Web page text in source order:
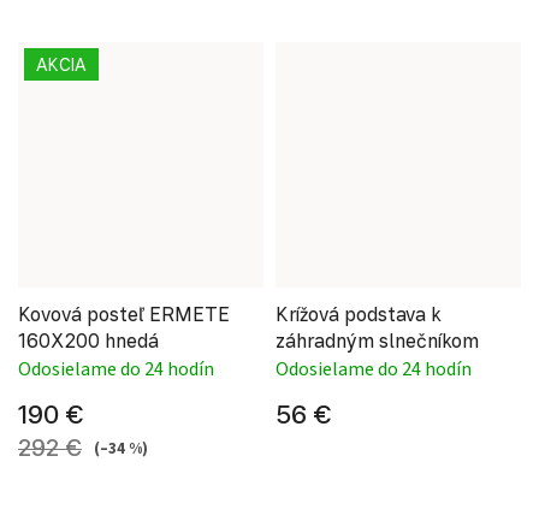
AKCIA
Kovová posteľ ERMETE
160X200 hnedá
Odosielame do 24 hodín
190 €
292 € (–34 %)
Krížová podstava k
záhradným slnečníkom
Odosielame do 24 hodín
56 €